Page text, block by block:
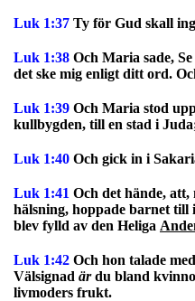
Luk 1:37 Ty för Gud skall
Luk 1:38 Och Maria sade,
det ske mig enligt ditt ord.
Luk 1:39 Och Maria stod
kullbygden, till en stad i
Luk 1:40 Och gick in i
Luk 1:41 Och det hände,
hälsning, hoppade barnet till
blev fylld av den Heliga
Luk 1:42 Och hon talade
Välsignad ärdu bland
livmoders frukt.